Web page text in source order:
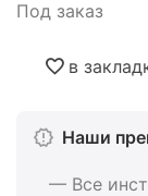
Под заказ
в
Наши
— Все